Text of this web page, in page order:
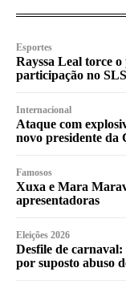
Esportes
Rayssa Leal torce
participação no
Internacional
Ataque com
novo presidente da
Famosos
Xuxa e Mara
apresentadoras
Eleições 2026
Desfile de
por suposto abuso